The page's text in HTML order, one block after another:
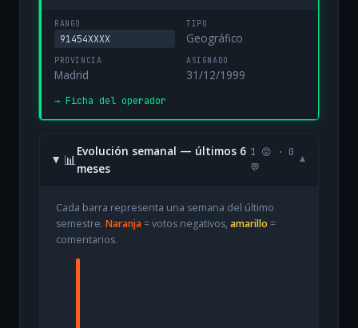
RANGO
91454XXXX
TIPO
Geográfico
PROVINCIA
Madrid
ASIGNADO
31/12/1999
→ Ficha del operador
📊
Evolución semanal — últimos 6
meses
1 😡 · 0
💬
▾
Cada barra representa una semana del último
semestre. Naranja= votos negativos, amarillo =
comentarios.